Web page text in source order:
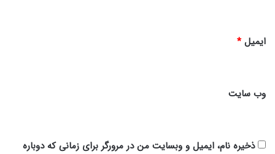
ایمیل*
وب‌ سایت
ذخیره نام، ایمیل و وبسایت من در مرورگر برای زمانی که دوباره